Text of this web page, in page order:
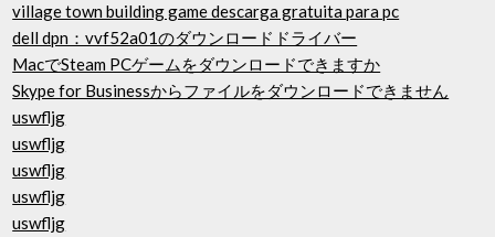
village town building game descarga gratuita para pc
dell dpn：vvf52a01のダウンロードドライバー
MacでSteam PCゲームをダウンロードできますか
Skype for Businessからファイルをダウンロードできません
uswfljg
uswfljg
uswfljg
uswfljg
uswfljg